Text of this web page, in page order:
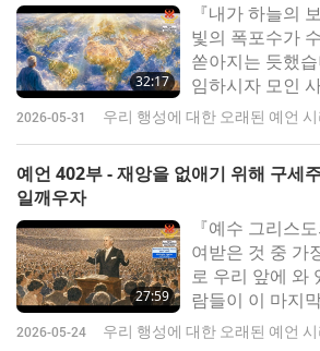
낮아지고 모든
그들에게 한
32:17
『내가 하늘의
빛의 폭포수가
쏟아지는 듯했
임하시자 모인
이 들고 몇 시간
어 주리라』 하
심을 받는 모든
기적은 끝없이
2026-05-31 우리 행성에 대한 오래된 예언
예언 402부 - 재앙을 없애기 위해 구세
일깨우자
27:59
『예수 그리스
여받은 것 중 가
로 우리 앞에 와
람들이 이 마지
시고자 하는 것
2026-05-24 우리 행성에 대한 오래된 예언